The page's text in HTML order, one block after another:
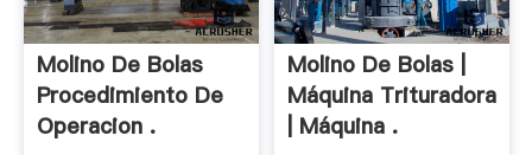
Molino De Bolas
Procedimiento De
Operacion .
Molino De Bolas |
Máquina Trituradora
| Máquina .